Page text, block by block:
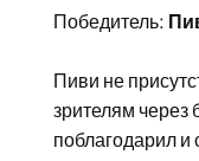
Победитель:
Пиви не
зрителям через
поблагодарил и